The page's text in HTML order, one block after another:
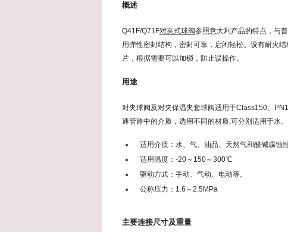
概述
Q41F/Q71F对夹式球阀参照意大利产品的特点，与
用弹性密封结构，密封可靠，启闭轻松。设有耐火
片，根据需要可以加锁，防止误操作。
用途
对夹球阀及对夹保温夹套球阀适用于Class150、
通管路中的介质，选用不同的材质,可分别适用于水
适用介质：水、气、油品、天然气和酸碱腐蚀性
适用温度：-20～150～300℃
驱动方式：手动、气动、电动等。
公称压力：1.6～2.5MPa
主要连接尺寸及重量